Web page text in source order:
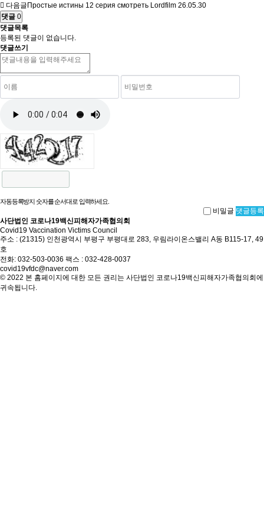
다음글 Простые истины 12 серия смотреть Lordfilm 26.05.30
댓글 0
댓글목록
등록된 댓글이 없습니다.
댓글쓰기
자동등록방지 숫자를 순서대로 입력하세요.
비밀글 댓글등록
사단법인 코로나19백신피해자가족협의회
Covid19 Vaccination Victims Council
주소 : (21315) 인천광역시 부평구 부평대로 283, 우림라이온스밸리 A동 B115-17, 49
호
전화: 032-503-0036 팩스 : 032-428-0037
covid19vfdc@naver.com
© 2022 본 홈페이지에 대한 모든 권리는 사단법인 코로나19백신피해자가족협의회에
귀속됩니다.